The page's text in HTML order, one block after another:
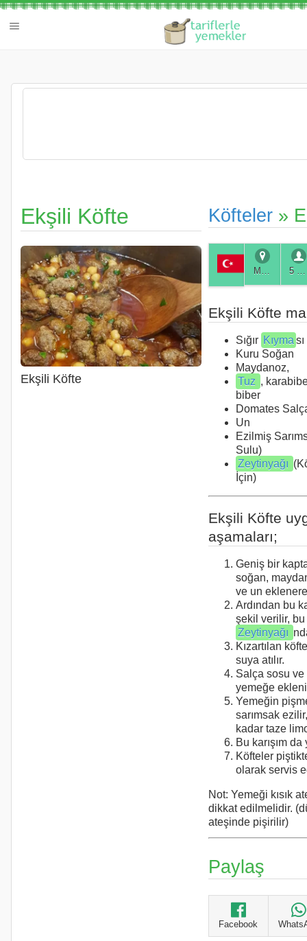
Ekşili Köfte
Ekşili Köfte
Köfteler»
Ekşili Köfte
Sığır Kıyma sı
Kuru Soğan
Maydanoz,
Tuz ,
biber
Domates
Un
Ezilmiş
Sulu)
Zeytinyağı
İçin)
Ekşili Köfte
aşamaları;
Geniş bir
soğan,
ve un
Ardından bu
şekil verilir,
Zeytinyağı
Kızartılan
suya atılır.
Salça sosu
yemeğe
Yemeğin
sarımsak
kadar taze
Bu karışım
Köfteler
olarak servis
Not: Yemeği kısık
dikkat edilmelidir.
ateşinde pişirilir)
Paylaş
Facebook